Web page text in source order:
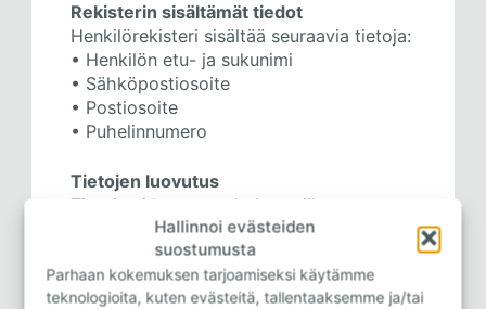
Hallinnoi evästeiden
suostumusta
Parhaan kokemuksen tarjoamiseksi käytämme
teknologioita, kuten evästeitä, tallentaaksemme ja/tai
Rekisterin sisältämät tiedot
Henkilörekisteri sisältää seuraavia tietoja:
• Henkilön etu- ja sukunimi
• Sähköpostiosoite
• Postiosoite
• Puhelinnumero
Tietojen luovutus
Tietoja ei luovuteta kolmansille
osapuolille. Rekisteröityneen
henkilötiedot hävitetään käyttäjän
pyynnöstä.